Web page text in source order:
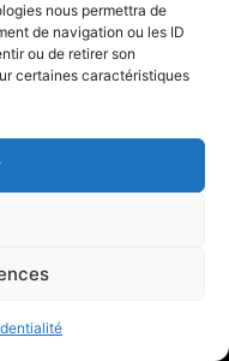
nous permettra de
de navigation ou les ID
ou de retirer son
certaines caractéristiques
Pendant une poussée
et la chrysocolle qui
l’inflammation. Évitez
enflammée et optez
être utilisée froide
anti-inflammatoire
pour tous les